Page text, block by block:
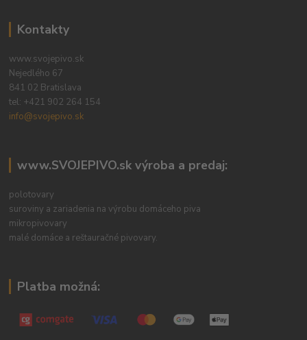
Kontakty
www.svojepivo.sk
Nejedlého 67
841 02 Bratislava
tel: +421 902 264 154
info@svojepivo.sk
www.SVOJEPIVO.sk výroba a predaj:
polotovary
suroviny a zariadenia na výrobu domáceho piva
mikropivovary
malé domáce a reštauračné pivovary.
Platba možná: